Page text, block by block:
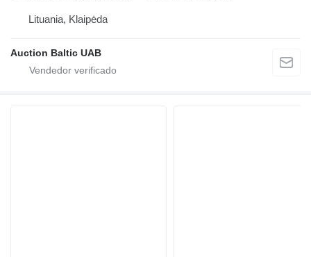
Lituania, Klaipėda
Auction Baltic UAB